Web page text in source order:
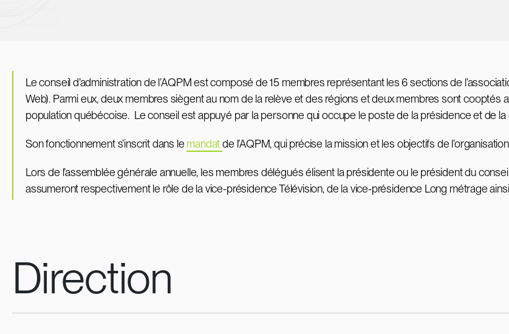
Le conseil d’administration de l’AQPM est composé de 15 membres représentant les 6 sections de
Web). Parmi eux, deux membres siègent au nom de la relève et des régions et deux membres sont cooptés
population québécoise. Le conseil est appuyé par la personne qui occupe le poste de la présidence et de la
Son fonctionnement s’inscrit dans le mandatde l’AQPM, qui précise la mission et les objectifs de
Lors de l’assemblée générale annuelle, les membres délégués élisent la présidente ou le président du
assumeront respectivement le rôle de la vice-présidence Télévision, de la vice-présidence Long métrage
Direction